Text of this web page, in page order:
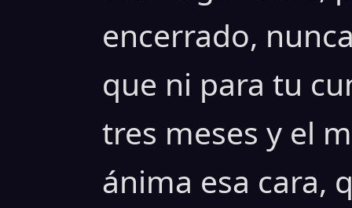
encerrado,
que ni para tu
tres meses y el
ánima esa cara,